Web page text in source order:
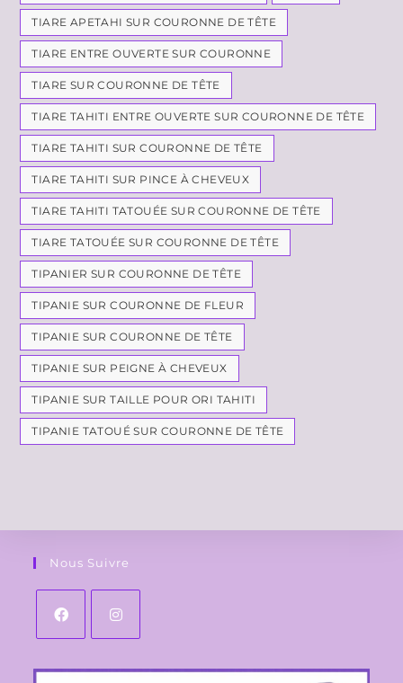
TIARE APETAHI SUR COURONNE DE TÊTE
TIARE ENTRE OUVERTE SUR COURONNE
TIARE SUR COURONNE DE TÊTE
TIARE TAHITI ENTRE OUVERTE SUR COURONNE DE TÊTE
TIARE TAHITI SUR COURONNE DE TÊTE
TIARE TAHITI SUR PINCE À CHEVEUX
TIARE TAHITI TATOUÉE SUR COURONNE DE TÊTE
TIARE TATOUÉE SUR COURONNE DE TÊTE
TIPANIER SUR COURONNE DE TÊTE
TIPANIE SUR COURONNE DE FLEUR
TIPANIE SUR COURONNE DE TÊTE
TIPANIE SUR PEIGNE À CHEVEUX
TIPANIE SUR TAILLE POUR ORI TAHITI
TIPANIE TATOUÉ SUR COURONNE DE TÊTE
Nous Suivre